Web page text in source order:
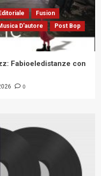
Fusion
D'autore
Post Bop
Fabioeledistanze con
0